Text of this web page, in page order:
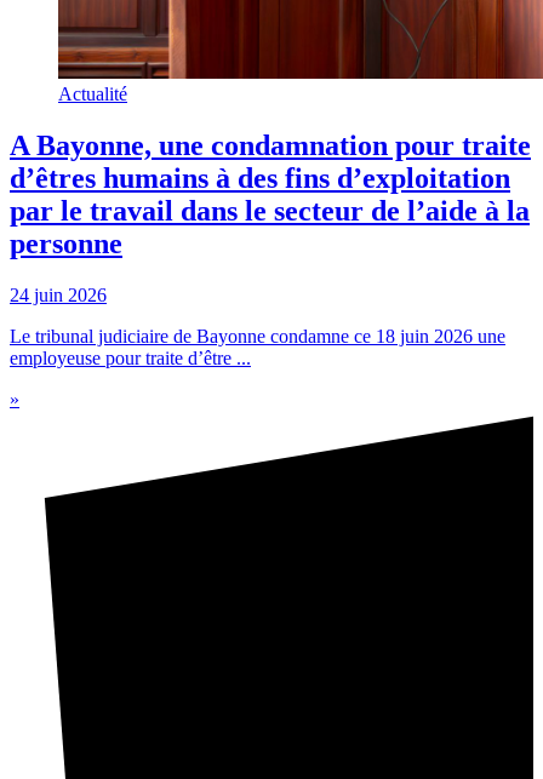
Actualité
A Bayonne, une condamnation pour traite
d’êtres humains à des fins d’exploitation
par le travail dans le secteur de l’aide à la
personne
24 juin 2026
Le tribunal judiciaire de Bayonne condamne ce 18 juin 2026 une
employeuse pour traite d’être ...
»